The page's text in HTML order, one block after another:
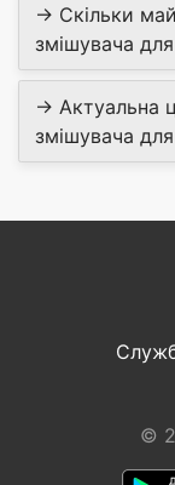
→ Скільки
змішувача
→ Актуальна
змішувача
©